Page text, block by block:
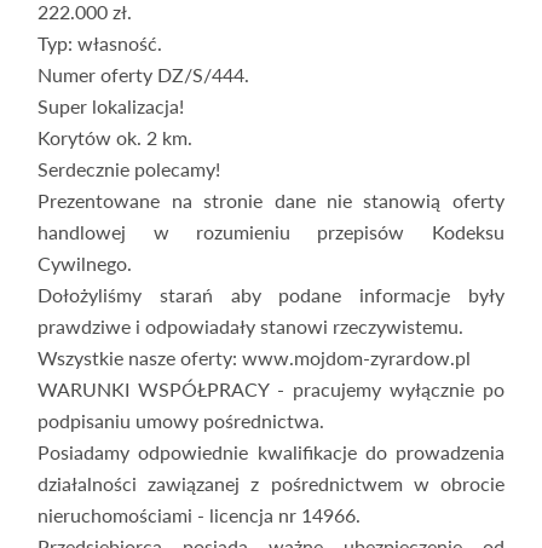
222.000 zł.
Typ: własność.
Numer oferty DZ/S/444.
Super lokalizacja!
Korytów ok. 2 km.
Serdecznie polecamy!
Prezentowane na stronie dane nie stanowią oferty
handlowej w rozumieniu przepisów Kodeksu
Cywilnego.
Dołożyliśmy starań aby podane informacje były
prawdziwe i odpowiadały stanowi rzeczywistemu.
Wszystkie nasze oferty: www.mojdom-zyrardow.pl
WARUNKI WSPÓŁPRACY - pracujemy wyłącznie po
podpisaniu umowy pośrednictwa.
Posiadamy odpowiednie kwalifikacje do prowadzenia
działalności zawiązanej z pośrednictwem w obrocie
nieruchomościami - licencja nr 14966.